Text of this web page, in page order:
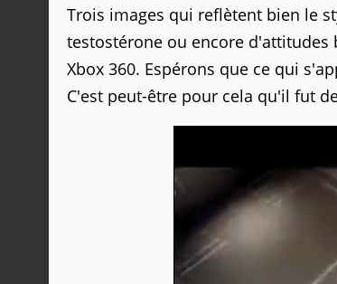
Trois images qui reflètent bien le
testostérone ou encore d'attitudes
Xbox 360. Espérons que ce qui
C'est peut-être pour cela qu'il fut